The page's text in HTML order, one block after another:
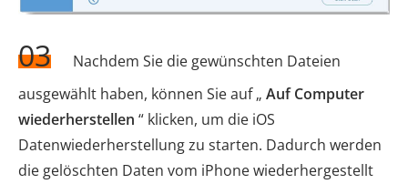
03
Nachdem Sie die gewünschten Dateien
ausgewählt haben, können Sie auf „ Auf Computer
wiederherstellen “ klicken, um die iOS
Datenwiederherstellung zu starten. Dadurch werden
die gelöschten Daten vom iPhone wiederhergestellt